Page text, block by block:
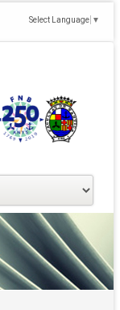
Select Language ▼